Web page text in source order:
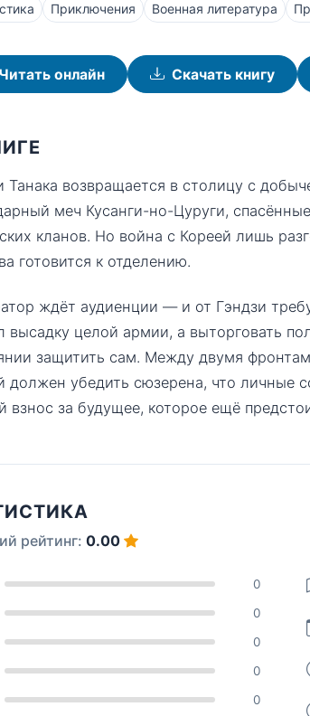
Приключения Военная литература
Читать онлайн Скачать книгу
Танака возвращается в столицу с
меч Кусанги-но-Цуруги,
кланов. Но война с Кореей лишь
готовится к отделению.
ждёт аудиенции — и от Гэндзи
высадку целой армии, а выторговать
защитить сам. Между двумя
должен убедить сюзерена, что
взнос за будущее, которое ещё
рейтинг: 0.00
0
0
0
0
0